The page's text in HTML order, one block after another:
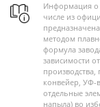
Информация о
числе из
методом
формула
зависимости
конвейер, УФ-
отдельные
напыла) во